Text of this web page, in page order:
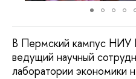
В Пермский кампус НИУ
ведущий научный
лаборатории экономики